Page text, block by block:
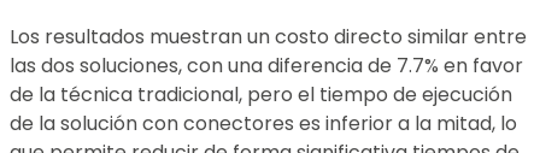
Los resultados muestran un costo directo similar entre
las dos soluciones, con una diferencia de 7.7% en favor
de la técnica tradicional, pero el tiempo de ejecución
de la solución con conectores es inferior a la mitad, lo